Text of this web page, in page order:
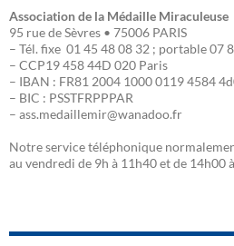
Association de la Médaille Miraculeuse
95 rue de Sèvres • 75006 PARIS
– Tél. fixe 01 45 48 08 32 ; portable 07
– CCP19 458 44D 020 Paris
– IBAN : FR81 2004 1000 0119 4584
– BIC : PSSTFRPPPAR
– ass.medaillemir@wanadoo.fr
Notre service téléphonique
au vendredi de 9h à 11h40 et de 14h00